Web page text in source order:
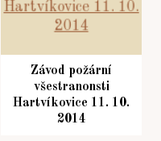
Závod požární
všestranonsti
Hartvíkovice 11. 10.
2014